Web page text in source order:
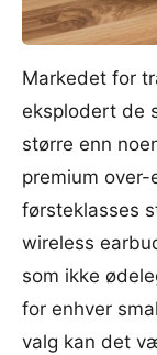
Markedet for
eksplodert de
større enn
premium
førsteklasses
wireless
som ikke
for enhver
valg kan det